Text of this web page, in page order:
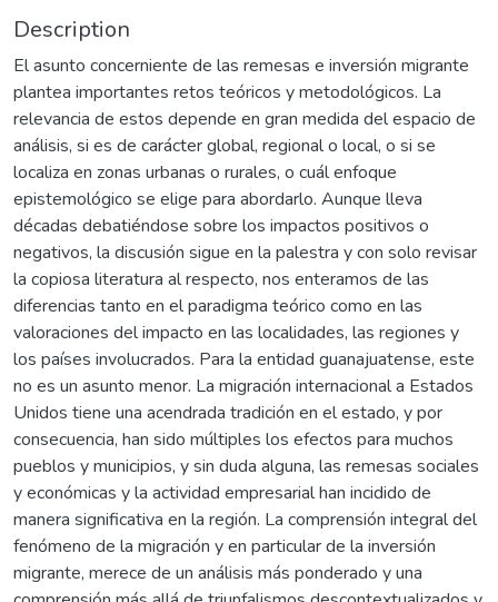
Description
El asunto concerniente de las remesas e inversión migrante
plantea importantes retos teóricos y metodológicos. La
relevancia de estos depende en gran medida del espacio de
análisis, si es de carácter global, regional o local, o si se
localiza en zonas urbanas o rurales, o cuál enfoque
epistemológico se elige para abordarlo. Aunque lleva
décadas debatiéndose sobre los impactos positivos o
negativos, la discusión sigue en la palestra y con solo revisar
la copiosa literatura al respecto, nos enteramos de las
diferencias tanto en el paradigma teórico como en las
valoraciones del impacto en las localidades, las regiones y
los países involucrados. Para la entidad guanajuatense, este
no es un asunto menor. La migración internacional a Estados
Unidos tiene una acendrada tradición en el estado, y por
consecuencia, han sido múltiples los efectos para muchos
pueblos y municipios, y sin duda alguna, las remesas sociales
y económicas y la actividad empresarial han incidido de
manera significativa en la región. La comprensión integral del
fenómeno de la migración y en particular de la inversión
migrante, merece de un análisis más ponderado y una